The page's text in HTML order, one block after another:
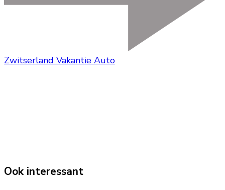
Zwitserland Vakantie Auto
Ook interessant